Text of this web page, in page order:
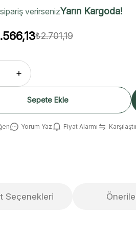
verirsenizYarın Kargoda!
₺2.701,19
Sepete Ekle
Yorum Yaz Fiyat Alarmı
Seçenekleri